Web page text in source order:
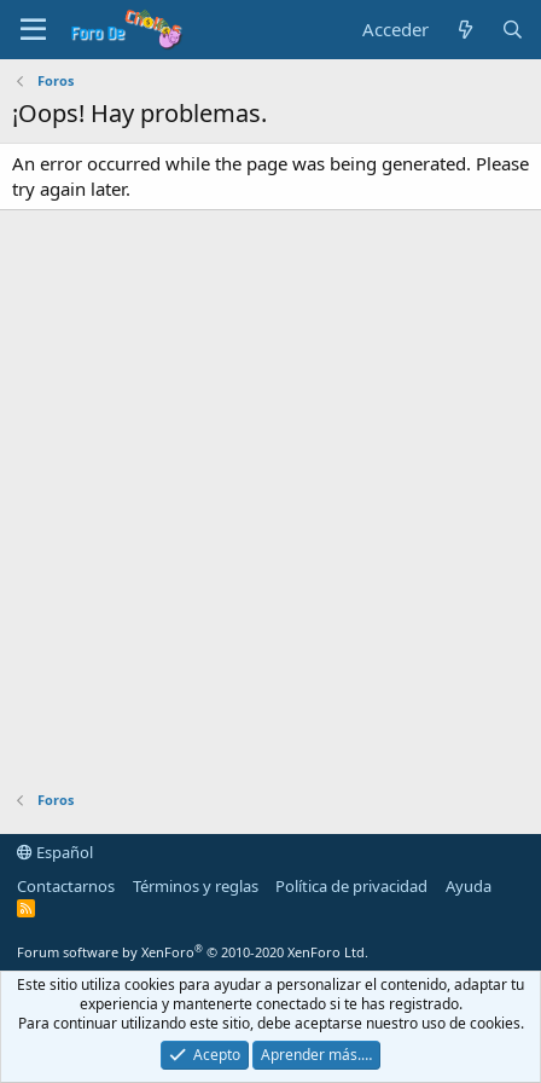
Acceder
Foros
¡Oops! Hay problemas.
An error occurred while the page was being generated. Please
try again later.
Foros
Español
Contactarnos
Términos y reglas Política de privacidad Ayuda
R
Forum software by XenForo® © 2010-2020 XenForo Ltd.
Este sitio utiliza cookies para ayudar a personalizar el contenido, adaptar tu
experiencia y mantenerte conectado si te has registrado.
Para continuar utilizando este sitio, debe aceptarse nuestro uso de cookies.
Acepto
Aprender más.…